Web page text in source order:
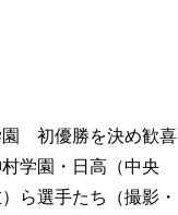
園 初優勝を決め歓喜
学園・日高（中央
ら選手たち（撮影・